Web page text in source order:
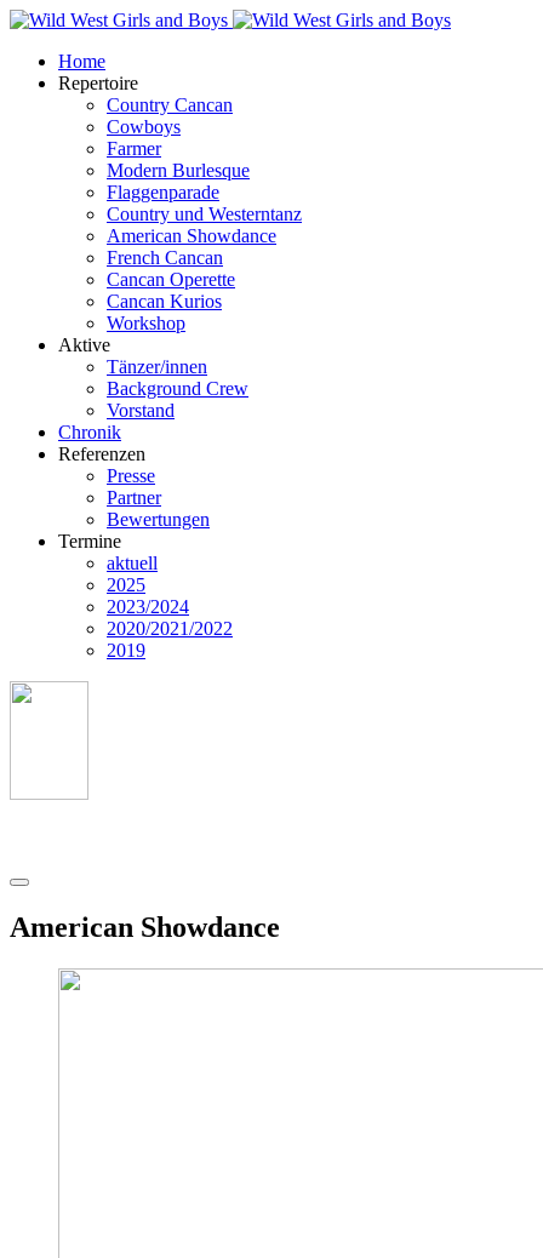
Home
Repertoire
Country Cancan
Cowboys
Farmer
Modern Burlesque
Flaggenparade
Country und Westerntanz
American Showdance
French Cancan
Cancan Operette
Cancan Kurios
Workshop
Aktive
Tänzer/innen
Background Crew
Vorstand
Chronik
Referenzen
Presse
Partner
Bewertungen
Termine
aktuell
2025
2023/2024
2020/2021/2022
2019
American Showdance